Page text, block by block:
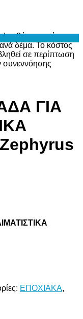
το κόστος
δέμα. Το κόστος
σε περίπτωση
συνεννόησης
ΓΙΑ
ΕΠΟΧΙΑΚΑ,